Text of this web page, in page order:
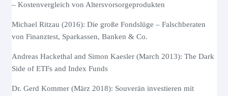
– Kostenvergleich von Altersvorsorgeprodukten
Michael Ritzau (2016): Die große Fondslüge – Falschberaten
von Finanztest, Sparkassen, Banken & Co.
Andreas Hackethal and Simon Kaesler (March 2013): The Dark
Side of ETFs and Index Funds
Dr. Gerd Kommer (März 2018): Souverän investieren mit